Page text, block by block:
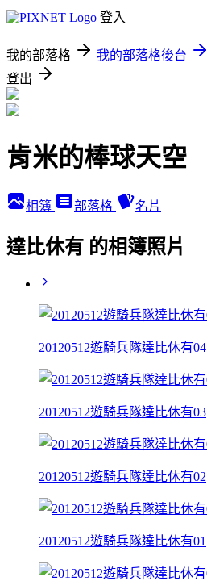
登入
我的部落格 我的部落格後台
登出
肯米的棒球天空
相簿 部落格 名片
達比休有 的相簿照片
20120512遊騎兵隊達比休有04
20120512遊騎兵隊達比休有03
20120512遊騎兵隊達比休有02
20120512遊騎兵隊達比休有01